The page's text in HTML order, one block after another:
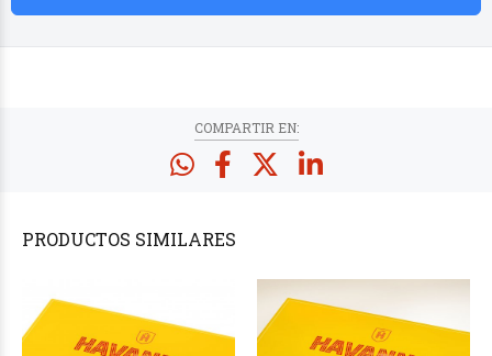
COMPARTIR EN:
PRODUCTOS SIMILARES